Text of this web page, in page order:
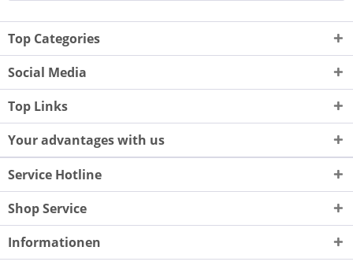
Top Categories
Social Media
Top Links
Your advantages with us
Service Hotline
Shop Service
Informationen